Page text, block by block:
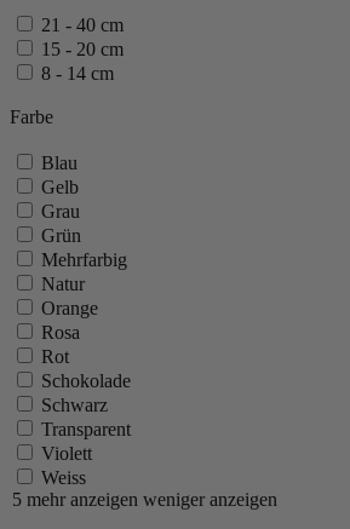
21 - 40 cm
15 - 20 cm
8 - 14 cm
Farbe
Blau
Gelb
Grau
Grün
Mehrfarbig
Natur
Orange
Rosa
Rot
Schokolade
Schwarz
Transparent
Violett
Weiss
5 mehr anzeigen weniger anzeigen